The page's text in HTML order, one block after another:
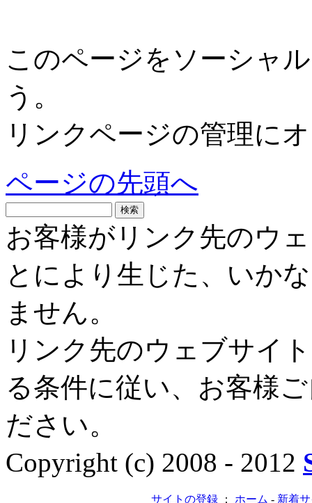
このページをソーシャ
う。
リンクページの管理に
ページの先頭へ
お客様がリンク先のウ
とにより生じた、いか
ません。
リンク先のウェブサイ
る条件に従い、お客様
ださい。
Copyright (c) 2008 - 2012
サイトの登録： ホーム - 新着